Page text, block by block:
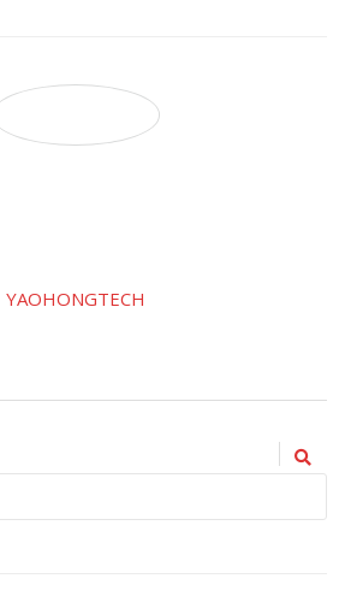
YAOHONGTECH